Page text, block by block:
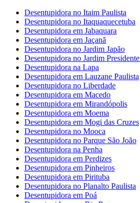
Desentupidora no Itaim Paulista
Desentupidora no Itaquaquecetuba
Desentupidora em Jabaquara
Desentupidora em Jaçanã
Desentupidora no Jardim Japão
Desentupidora no Jardim
Desentupidora na Lapa
Desentupidora em Lauzane Paulista
Desentupidora no Liberdade
Desentupidora em Macedo
Desentupidora em Mirandópolis
Desentupidora em Moema
Desentupidora em Mogi das Cruzes
Desentupidora no Mooca
Desentupidora no Parque São João
Desentupidora na Penha
Desentupidora em Perdizes
Desentupidora em Pinheiros
Desentupidora em Pirituba
Desentupidora no Planalto Paulista
Desentupidora em Poá